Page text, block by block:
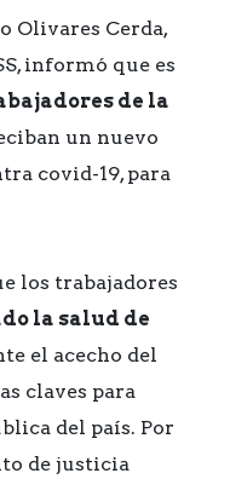
Olivares Cerda,
informó que es
de la
un nuevo
covid-19, para
los trabajadores
la salud de
el acecho del
claves para
del país. Por
de justicia